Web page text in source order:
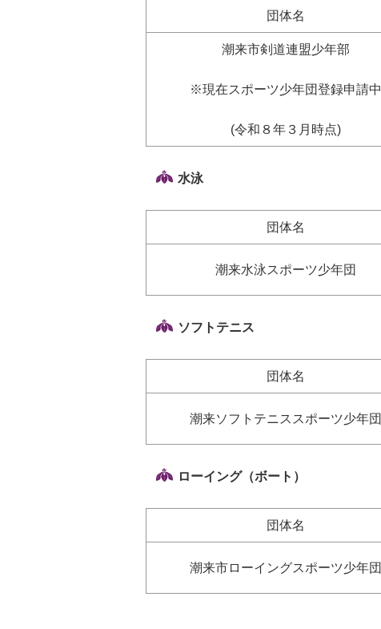
団体名
潮来市剣道連盟少年部
※現在スポーツ少年団登録申請中
(令和８年３月時点)
水泳
団体名
潮来水泳スポーツ少年団
ソフトテニス
団体名
潮来ソフトテニススポーツ少年団
ローイング（ボート）
団体名
潮来市ローイングスポーツ少年団